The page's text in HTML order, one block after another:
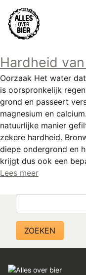
Overslaan
en
naar
gaan
Hardheid
Oorzaak Het water
is oorspronkelijk
grond en passeert
magnesium en
natuurlijke manier
zekere hardheid.
diepe ondergrond en
krijgt dus ook een
Lees meer